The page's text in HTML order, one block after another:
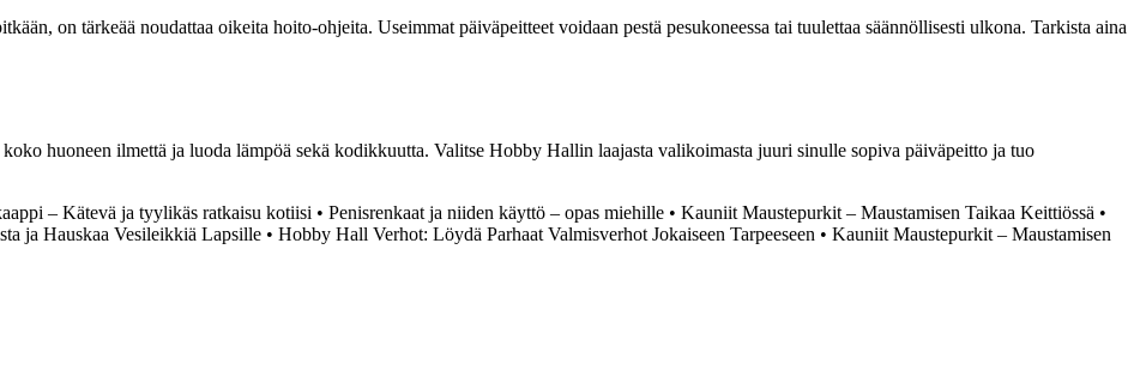
on tärkeää noudattaa oikeita hoito-ohjeita. Useimmat päiväpeitteet voidaan pestä pesukoneessa tai tuulettaa säännöllisesti ulkona. Tarkista aina
huoneen ilmettä ja luoda lämpöä sekä kodikkuutta. Valitse Hobby Hallin laajasta valikoimasta juuri sinulle sopiva päiväpeitto ja tuo
– Kätevä ja tyylikäs ratkaisu kotiisi • Penisrenkaat ja niiden käyttö – opas miehille • Kauniit Maustepurkit – Maustamisen Taikaa Keittiössä •
ja Hauskaa Vesileikkiä Lapsille • Hobby Hall Verhot: Löydä Parhaat Valmisverhot Jokaiseen Tarpeeseen • Kauniit Maustepurkit – Maustamisen